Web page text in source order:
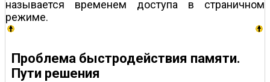
называется временем доступа в страничном
режиме.
Проблема быстродействия памяти.
Пути решения